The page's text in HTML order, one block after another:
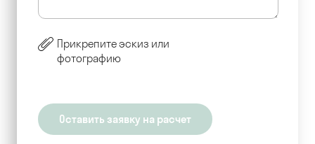
Прикрепите эскиз или
фотографию